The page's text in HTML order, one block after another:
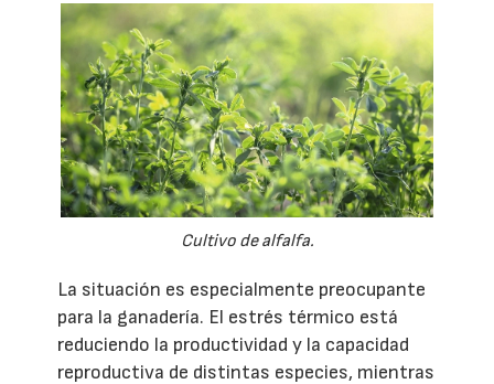
Cultivo de alfalfa.
La situación es especialmente preocupante
para la ganadería. El estrés térmico está
reduciendo la productividad y la capacidad
reproductiva de distintas especies, mientras